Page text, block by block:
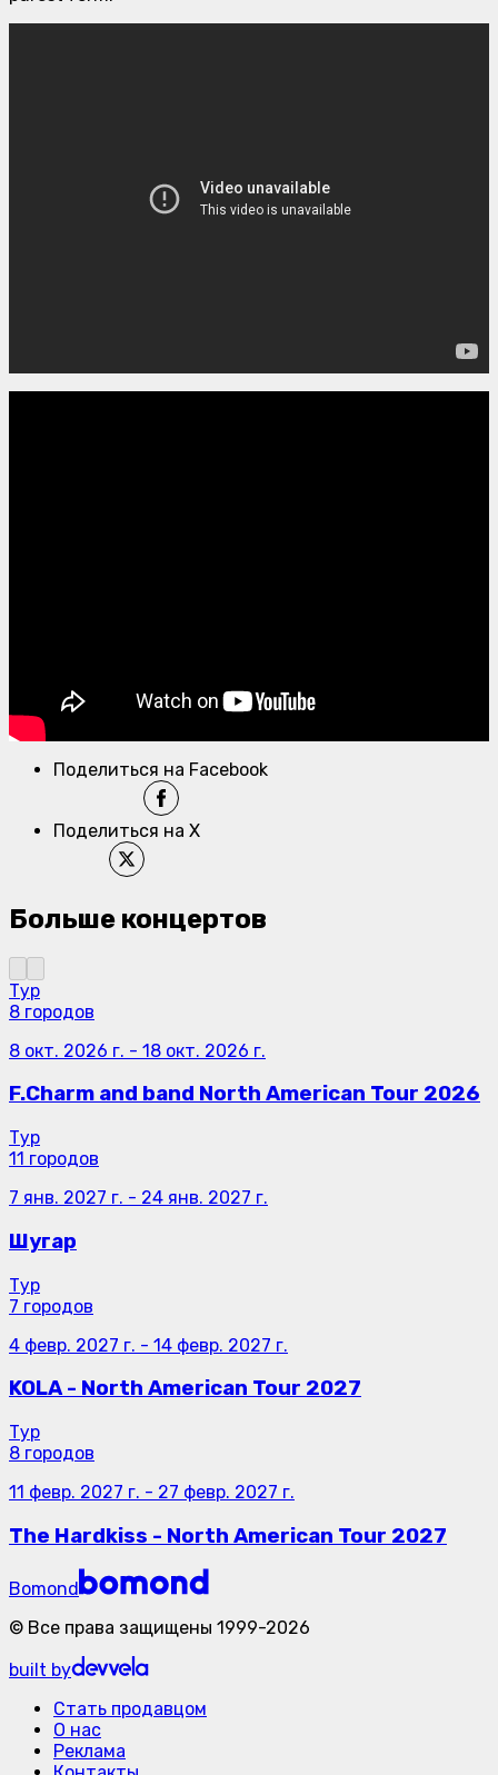
Поделиться на Facebook
Поделиться на X
Больше концертов
Тур
8 городов
8 окт. 2026 г. - 18 окт. 2026 г.
F.Charm and band North American Tour 2026
Тур
11 городов
7 янв. 2027 г. - 24 янв. 2027 г.
Шугар
Тур
7 городов
4 февр. 2027 г. - 14 февр. 2027 г.
KOLA - North American Tour 2027
Тур
8 городов
11 февр. 2027 г. - 27 февр. 2027 г.
The Hardkiss - North American Tour 2027
Bomond
© Все права защищены 1999-2026
built by
Стать продавцом
О нас
Реклама